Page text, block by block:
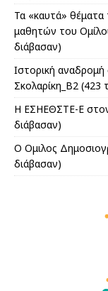
Τα «καυτά» θέματα
μαθητών του
διάβασαν)
Ιστορική
Σκολαρίκη_Β2 (423
Η ΕΣΗΕΘΣΤΕ-Ε
διάβασαν)
Ο Ομιλος
διάβασαν)